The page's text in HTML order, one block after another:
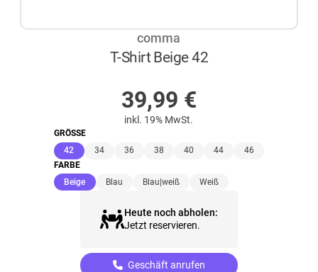
comma
T-Shirt Beige 42
39,99 €
inkl. 19% MwSt.
GRÖSSE
42 (ausgewählt)
34 36 38 40 44
46
FARBE
Beige(ausgewählt)
Blau Blau|weiß Weiß
Heute noch abholen:
Jetzt reservieren.
Geschäft anrufen